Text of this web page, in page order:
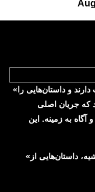
«ما صداهایی را بازتاب می‌دهیم که اهمیت دارند و داستان‌هایی را
که جریان اصلی
به زمینه. این
«شبکه هند‌و‌کش تریبیون | خبرهایی از حاشیه، داستان‌هایی از